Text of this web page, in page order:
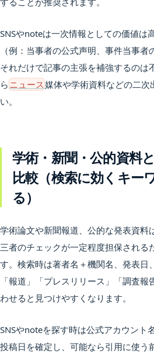
SNSやnoteは一次情報としての価値は
（例：当事者の公式声明、事件当事者
それだけで記事の主張を補強するのは
ら ニュース媒体や学術資料などの二次
い。
学術・新聞・公的資料
比較（検索に効くキー
る）
学術論文や新聞報道、公的な発表資料
三者のチェックが一定程度担保される
す。検索時は著者名＋機関名、発表日
「報道」「プレスリリース」「調査
わせると見つけやすくなります。
SNSやnoteを探す時は公式アカウント
投稿日を確定し、可能なら引用に使う